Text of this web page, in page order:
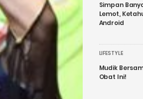
Simpan
Lemot,
Android
LIFESTYLE
Mudik
Obat Ini!